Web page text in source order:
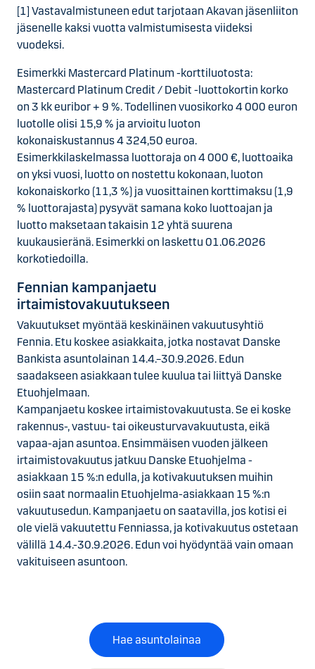
[1] Vastavalmistuneen edut tarjotaan Akavan jäsenliiton
jäsenelle kaksi vuotta valmistumisesta viideksi
vuodeksi.
Esimerkki Mastercard Platinum -korttiluotosta:
Mastercard Platinum Credit / Debit -luottokortin korko
on 3 kk euribor + 9 %. Todellinen vuosikorko 4 000 euron
luotolle olisi 15,9 % ja arvioitu luoton
kokonaiskustannus 4 324,50 euroa.
Esimerkkilaskelmassa luottoraja on 4 000 €, luottoaika
on yksi vuosi, luotto on nostettu kokonaan, luoton
kokonaiskorko (11,3 %) ja vuosittainen korttimaksu (1,9
% luottorajasta) pysyvät samana koko luottoajan ja
luotto maksetaan takaisin 12 yhtä suurena
kuukausieränä. Esimerkki on laskettu 01.06.2026
korkotiedoilla.
Fennian kampanjaetu
irtaimistovakuutukseen
Vakuutukset myöntää keskinäinen vakuutusyhtiö
Fennia. Etu koskee asiakkaita, jotka nostavat Danske
Bankista asuntolainan 14.4.–30.9.2026. Edun
saadakseen asiakkaan tulee kuulua tai liittyä Danske
Etuohjelmaan.
Kampanjaetu koskee irtaimistovakuutusta. Se ei koske
rakennus-, vastuu- tai oikeusturvavakuutusta, eikä
vapaa-ajan asuntoa. Ensimmäisen vuoden jälkeen
irtaimistovakuutus jatkuu Danske Etuohjelma -
asiakkaan 15 %:n edulla, ja kotivakuutuksen muihin
osiin saat normaalin Etuohjelma-asiakkaan 15 %:n
vakuutusedun. Kampanjaetu on saatavilla, jos kotisi ei
ole vielä vakuutettu Fenniassa, ja kotivakuutus ostetaan
välillä 14.4.-30.9.2026. Edun voi hyödyntää vain omaan
vakituiseen asuntoon.
Hae asuntolainaa